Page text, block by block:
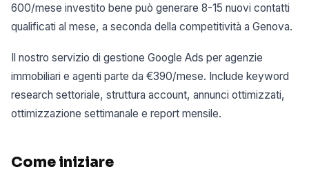
600/mese investito bene può generare 8-15 nuovi contatti
qualificati al mese, a seconda della competitività a Genova.
Il nostro servizio di gestione Google Ads per agenzie
immobiliari e agenti parte da €390/mese. Include keyword
research settoriale, struttura account, annunci ottimizzati,
ottimizzazione settimanale e report mensile.
Come iniziare